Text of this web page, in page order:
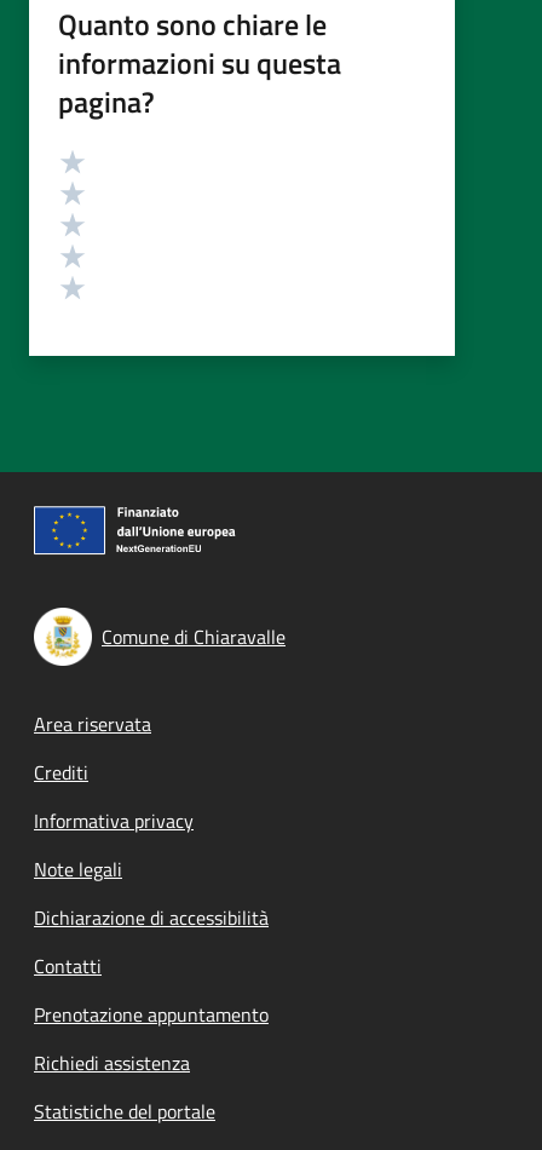
Quanto sono chiare le
informazioni su questa
pagina?
Valutazione
Comune di Chiaravalle
Footer menu
Area riservata
Crediti
Informativa privacy
Note legali
Dichiarazione di accessibilità
Contatti
Prenotazione appuntamento
Richiedi assistenza
Statistiche del portale